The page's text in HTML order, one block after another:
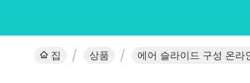
집 상품 에어 슬라이드 구성 온라